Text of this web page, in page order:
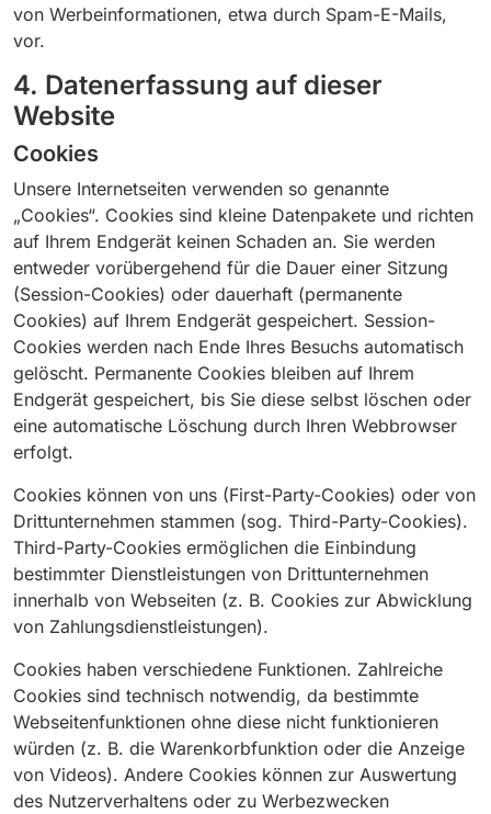
von Werbeinformationen, etwa durch Spam-E-Mails,
vor.
4. Datenerfassung auf dieser
Website
Cookies
Unsere Internetseiten verwenden so genannte
„Cookies“. Cookies sind kleine Datenpakete und richten
auf Ihrem Endgerät keinen Schaden an. Sie werden
entweder vorübergehend für die Dauer einer Sitzung
(Session-Cookies) oder dauerhaft (permanente
Cookies) auf Ihrem Endgerät gespeichert. Session-
Cookies werden nach Ende Ihres Besuchs automatisch
gelöscht. Permanente Cookies bleiben auf Ihrem
Endgerät gespeichert, bis Sie diese selbst löschen oder
eine automatische Löschung durch Ihren Webbrowser
erfolgt.
Cookies können von uns (First-Party-Cookies) oder von
Drittunternehmen stammen (sog. Third-Party-Cookies).
Third-Party-Cookies ermöglichen die Einbindung
bestimmter Dienstleistungen von Drittunternehmen
innerhalb von Webseiten (z. B. Cookies zur Abwicklung
von Zahlungsdienstleistungen).
Cookies haben verschiedene Funktionen. Zahlreiche
Cookies sind technisch notwendig, da bestimmte
Webseitenfunktionen ohne diese nicht funktionieren
würden (z. B. die Warenkorbfunktion oder die Anzeige
von Videos). Andere Cookies können zur Auswertung
des Nutzerverhaltens oder zu Werbezwecken